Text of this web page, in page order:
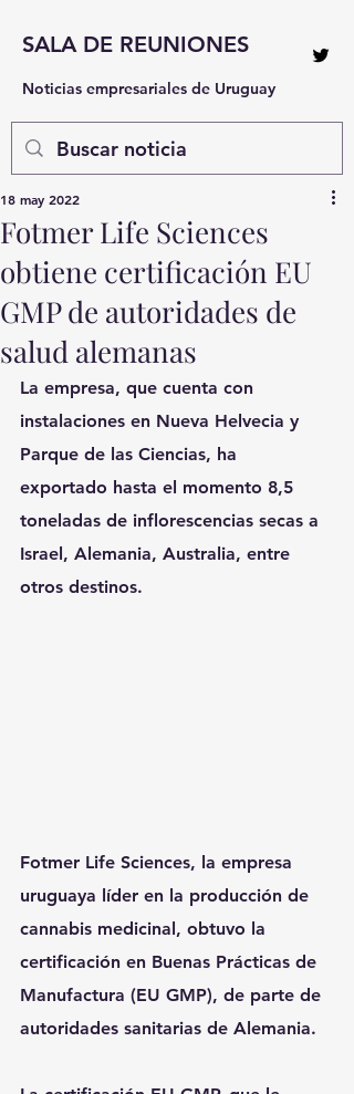
SALA DE REUNIONES
Noticias empresariales de Uruguay
Fotmer Life Sciences
obtiene certificación EU
GMP de autoridades de
salud alemanas
18 may 2022
La empresa, que cuenta con
instalaciones en Nueva Helvecia y
Parque de las Ciencias, ha
exportado hasta el momento 8,5
toneladas de inflorescencias secas a
Israel, Alemania, Australia, entre
otros destinos.
Fotmer Life Sciences, la empresa
uruguaya líder en la producción de
cannabis medicinal, obtuvo la
certificación en Buenas Prácticas de
Manufactura (EU GMP), de parte de
autoridades sanitarias de Alemania.